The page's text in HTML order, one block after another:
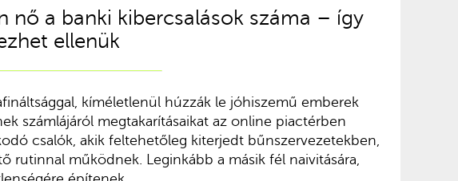
nő a banki kibercsalások száma – így
ellenük
kíméletlenül húzzák le jóhiszemű emberek
számlájáról megtakarításaikat az online piactérben
csalók, akik feltehetőleg kiterjedt bűnszervezetekben,
rutinnal működnek. Leginkább a másik fél naivitására,